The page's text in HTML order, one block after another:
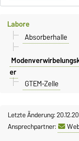
Labore
Absorberhalle
er
GTEM-Zelle
Letzte Änderung:
Ansprechpartner: